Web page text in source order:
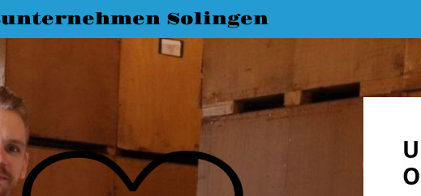
Solingen